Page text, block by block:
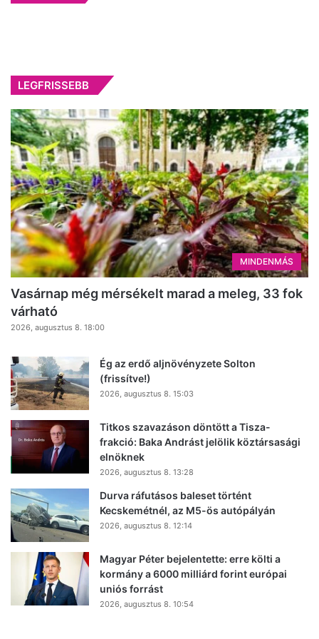
LEGFRISSEBB
MINDENMÁS
Vasárnap még mérsékelt marad a meleg, 33 fok
várható
2026, augusztus 8. 18:00
Ég az erdő aljnövényzete Solton
(frissítve!)
2026, augusztus 8. 15:03
Titkos szavazáson döntött a Tisza-
frakció: Baka Andrást jelölik köztársasági
elnöknek
2026, augusztus 8. 13:28
Durva ráfutásos baleset történt
Kecskemétnél, az M5-ös autópályán
2026, augusztus 8. 12:14
Magyar Péter bejelentette: erre költi a
kormány a 6000 milliárd forint európai
uniós forrást
2026, augusztus 8. 10:54